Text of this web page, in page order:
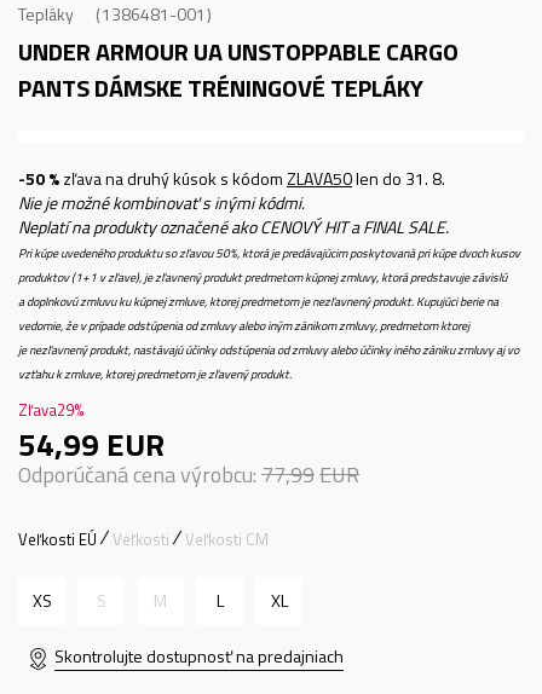
Tepláky 1386481-001
UNDER ARMOUR UA UNSTOPPABLE CARGO
PANTSDÁMSKE TRÉNINGOVÉ TEPLÁKY
-50 %zľava na druhý kúsok s kódomZLAVA50len do 31. 8.
Nie je možné kombinovať s inými kódmi.
Neplatí na produkty označené ako CENOVÝ HIT a FINAL SALE.
Pri kúpe uvedeného produktu so zľavou 50%, ktorá je predávajúcim poskytovaná pri kúpe dvoch kusov
produktov (1+1 v zľave), je zľavnený produkt predmetom kúpnej zmluvy, ktorá predstavuje závislú
a doplnkovú zmluvu ku kúpnej zmluve, ktorej predmetom je nezľavnený produkt. Kupujúci berie na
vedomie, že v prípade odstúpenia od zmluvy alebo iným zánikom zmluvy, predmetom ktorej
je nezľavnený produkt, nastávajú účinky odstúpenia od zmluvy alebo účinky iného zániku zmluvy aj vo
vzťahu k zmluve, ktorej predmetom je zľavený produkt.
Zľava29%
54,99 EUR
Odporúčaná cena výrobcu:77,99EUR
Veľkosti EÚ Veľkosti Veľkosti CM
XS S M L XL
Skontrolujte dostupnosť na predajniach